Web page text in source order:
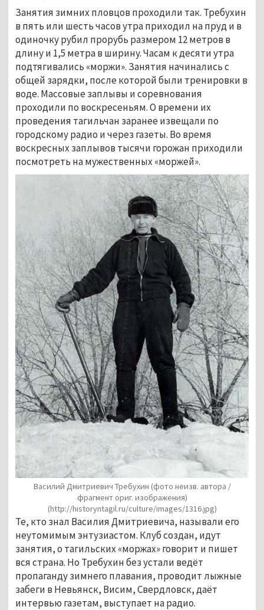
Занятия зимних пловцов проходили так. Требухин
в пять или шесть часов утра приходил на пруд и в
одиночку рубил прорубь размером 12 метров в
длину и 1,5 метра в ширину. Часам к десяти утра
подтягивались «моржи». Занятия начинались с
общей зарядки, после которой были тренировки в
воде. Массовые заплывы и соревнования
проходили по воскресеньям. О времени их
проведения тагильчан заранее извещали по
городскому радио и через газеты. Во время
воскресных заплывов тысячи горожан приходили
посмотреть на мужественных «моржей».
Василий Дмитриевич Требухин (фото неизв. автора /
фрагмент ориг. изображения)
(http://historyntagil.ru/culture/images/1316.jpg)
Те, кто знал Василия Дмитриевича, называли его
неутомимым энтузиастом. Клуб создан, идут
занятия, о тагильских «моржах» говорит и пишет
вся страна. Но Требухин без устали ведёт
пропаганду зимнего плавания, проводит лыжные
забеги в Невьянск, Висим, Свердловск, даёт
интервью газетам, выступает на радио.